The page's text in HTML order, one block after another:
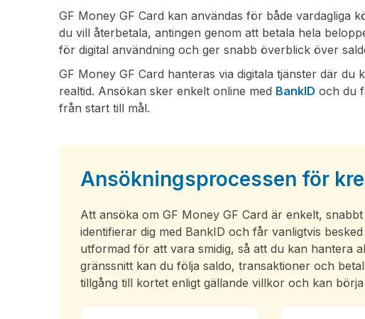
GF Money GF Card kan användas för både vardagliga
du vill återbetala, antingen genom att betala hela
för digital användning och ger snabb överblick över
GF Money GF Card hanteras via digitala tjänster där
realtid. Ansökan sker enkelt online med BankID och du
från start till mål.
Ansökningsprocessen för
Att ansöka om GF Money GF Card är enkelt,
identifierar dig med BankID och får vanligtvis
utformad för att vara smidig, så att du kan hantera
gränssnitt kan du följa saldo, transaktioner och
tillgång till kortet enligt gällande villkor och kan